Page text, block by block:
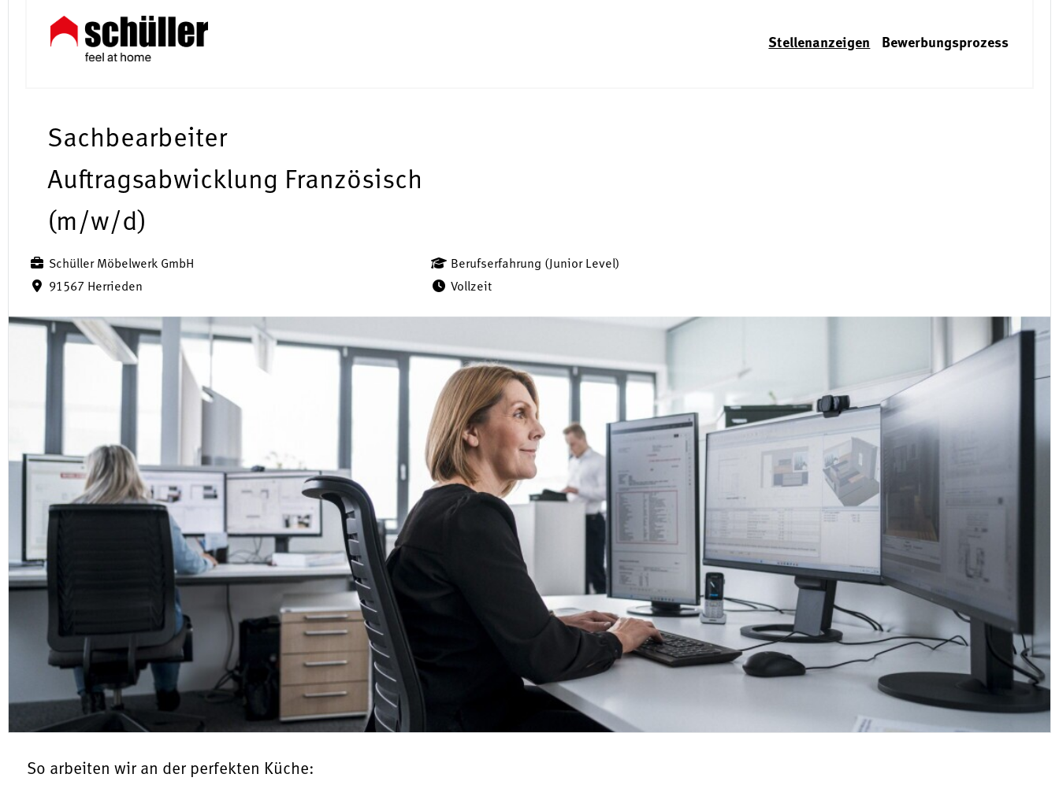
Stellenanzeigen Bewerbungsprozess
Sachbearbeiter
Auftragsabwicklung Französisch
(m/w/d)
Schüller Möbelwerk GmbH
91567 Herrieden
Berufserfahrung (Junior Level)
Vollzeit
So arbeiten wir an der perfekten Küche: